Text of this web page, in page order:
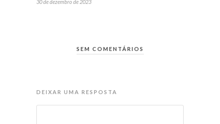
30 de dezembro de 2023
SEM COMENTÁRIOS
DEIXAR UMA RESPOSTA